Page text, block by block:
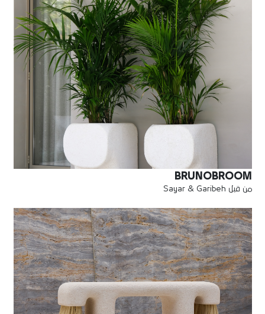
BRUNOBROOM
من قبل Sayar & Garibeh